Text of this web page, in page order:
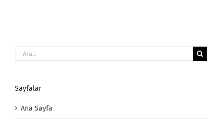
Ara:
Sayfalar
Ana Sayfa